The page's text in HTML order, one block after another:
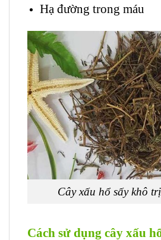
Hạ đường trong máu
Cây xấu hổ sấy khô
Cách sử dụng cây xấu